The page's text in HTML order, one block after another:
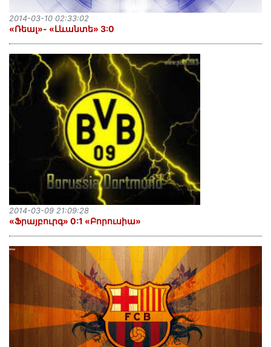
«Ռեալ»- «Լևանտե» 3:0
2014-03-10 02:33:02
«Ֆրայբուրգ» 0:1 «Բորուսիա»
2014-03-09 21:09:28